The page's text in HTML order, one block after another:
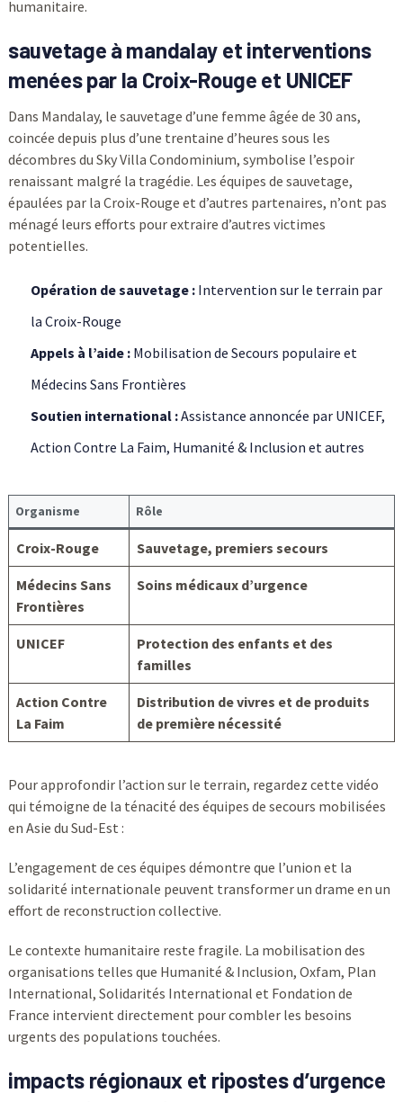
humanitaire.
sauvetage à mandalay et interventions
menées par la Croix-Rouge et UNICEF
Dans Mandalay, le sauvetage d’une femme âgée de 30 ans,
coincée depuis plus d’une trentaine d’heures sous les
décombres du Sky Villa Condominium, symbolise l’espoir
renaissant malgré la tragédie. Les équipes de sauvetage,
épaulées par la Croix-Rouge et d’autres partenaires, n’ont pas
ménagé leurs efforts pour extraire d’autres victimes
potentielles.
Opération de sauvetage :Intervention sur le terrain par
la Croix-Rouge
Appels à l’aide :Mobilisation de Secours populaire et
Médecins Sans Frontières
Soutien international :Assistance annoncée par UNICEF,
Action Contre La Faim, Humanité & Inclusion et autres
Organisme Rôle
Croix-Rouge Sauvetage, premiers secours
Médecins Sans
Frontières
Soins médicaux d’urgence
UNICEF
Protection des enfants et des
familles
Action Contre
La Faim
Distribution de vivres et de produits
de première nécessité
Pour approfondir l’action sur le terrain, regardez cette vidéo
qui témoigne de la ténacité des équipes de secours mobilisées
en Asie du Sud-Est :
L’engagement de ces équipes démontre que l’union et la
solidarité internationale peuvent transformer un drame en un
effort de reconstruction collective.
Le contexte humanitaire reste fragile. La mobilisation des
organisations telles que Humanité & Inclusion, Oxfam, Plan
International, Solidarités International et Fondation de
France intervient directement pour combler les besoins
urgents des populations touchées.
impacts régionaux et ripostes d’urgence